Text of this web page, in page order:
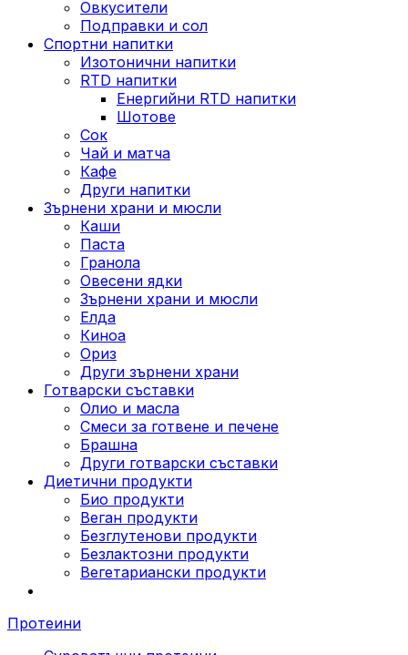
Овкусители
Подправки и сол
Спортни напитки
Изотонични напитки
RTD напитки
Енергийни RTD напитки
Шотове
Сок
Чай и матча
Кафе
Други напитки
Зърнени храни и мюсли
Каши
Паста
Гранола
Овесени ядки
Зърнени храни и мюсли
Елда
Киноа
Ориз
Други зърнени храни
Готварски съставки
Олио и масла
Смеси за готвене и печене
Брашна
Други готварски съставки
Диетични продукти
Био продукти
Веган продукти
Безглутенови продукти
Безлактозни продукти
Вегетариански продукти
Протеини